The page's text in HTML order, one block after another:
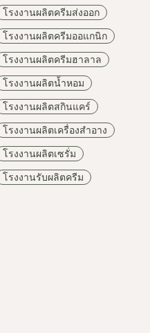
โรงงานผลิตครีมส่งออก
โรงงานผลิตครีมออแกนิก
โรงงานผลิตครีมฮาลาล
โรงงานผลิตน้ำหอม
โรงงานผลิตสกินแคร์
โรงงานผลิตเครื่องสำอาง
โรงงานผลิตเซรั่ม
โรงงานรับผลิตครีม